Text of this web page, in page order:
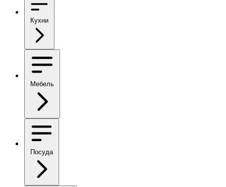
Кухни
Мебель
Посуда